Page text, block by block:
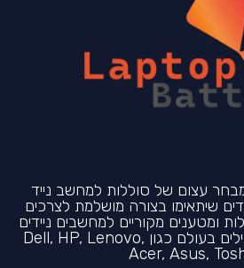
עצום של סוללות למחשב נייד
שיתאימו בצורה מושלמת לצרכים
ומטענים מקוריים למחשבים ניידים
של כל המותגים המובילים בעולם כגון Dell, HP, Lenovo,
Acer, Asus,